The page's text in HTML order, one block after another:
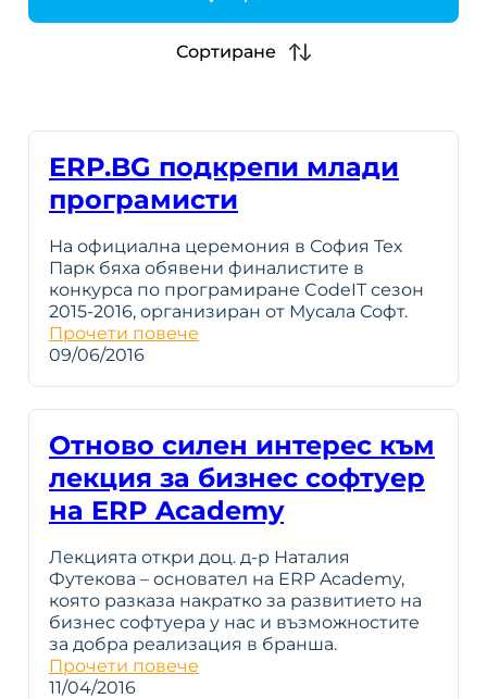
h
Сортиране
ERP.BG подкрепи млади
програмисти
На официална церемония в София Тех
Парк бяха обявени финалистите в
конкурса по програмиране CodeIT сезон
2015-2016, oрганизиран от Мусала Софт.
Прочети повече
09/06/2016
Отново силен интерес към
лекция за бизнес софтуер
на ERP Academy
Лекцията откри доц. д-р Наталия
Футекова – основател на ERP Academy,
която разказа накратко за развитието на
бизнес софтуера у нас и възможностите
за добра реализация в бранша.
Прочети повече
11/04/2016